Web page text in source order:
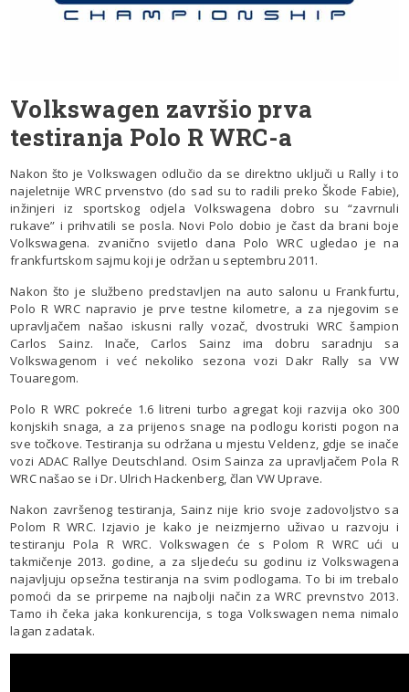
Volkswagen završio prva
testiranja Polo R WRC-a
Nakon što je Volkswagen odlučio da se direktno uključi u Rally i to
najeletnije WRC prvenstvo (do sad su to radili preko Škode Fabie),
inžinjeri iz sportskog odjela Volkswagena dobro su “zavrnuli
rukave” i prihvatili se posla. Novi Polo dobio je čast da brani boje
Volkswagena. zvanično svijetlo dana Polo WRC ugledao je na
frankfurtskom sajmu koji je održan u septembru 2011.
Nakon što je službeno predstavljen na auto salonu u Frankfurtu,
Polo R WRC napravio je prve testne kilometre, a za njegovim se
upravljačem našao iskusni rally vozač, dvostruki WRC šampion
Carlos Sainz. Inače, Carlos Sainz ima dobru saradnju sa
Volkswagenom i već nekoliko sezona vozi Dakr Rally sa VW
Touaregom.
Polo R WRC pokreće 1.6 litreni turbo agregat koji razvija oko 300
konjskih snaga, a za prijenos snage na podlogu koristi pogon na
sve točkove. Testiranja su održana u mjestu Veldenz, gdje se inače
vozi ADAC Rallye Deutschland. Osim Sainza za upravljačem Pola R
WRC našao se i Dr. Ulrich Hackenberg, član VW Uprave.
Nakon završenog testiranja, Sainz nije krio svoje zadovoljstvo sa
Polom R WRC. Izjavio je kako je neizmjerno uživao u razvoju i
testiranju Pola R WRC. Volkswagen će s Polom R WRC ući u
takmičenje 2013. godine, a za sljedeću su godinu iz Volkswagena
najavljuju opsežna testiranja na svim podlogama. To bi im trebalo
pomoći da se prirpeme na najbolji način za WRC prevnstvo 2013.
Tamo ih čeka jaka konkurencija, s toga Volkswagen nema nimalo
lagan zadatak.